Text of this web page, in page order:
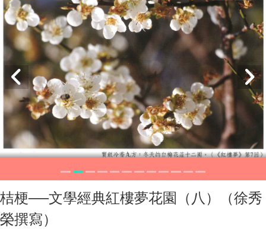
桔梗──文學經典紅樓夢花園（八）（徐秀
榮撰寫）